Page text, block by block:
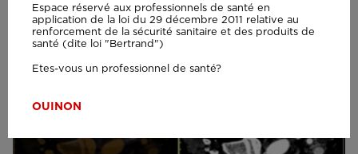
Espace réservé aux professionnels de santé en
application de la loi du 29 décembre 2011 relative au
renforcement de la sécurité sanitaire et des produits de
santé (dite loi "Bertrand")
Etes-vous un professionnel de santé?
OUINON